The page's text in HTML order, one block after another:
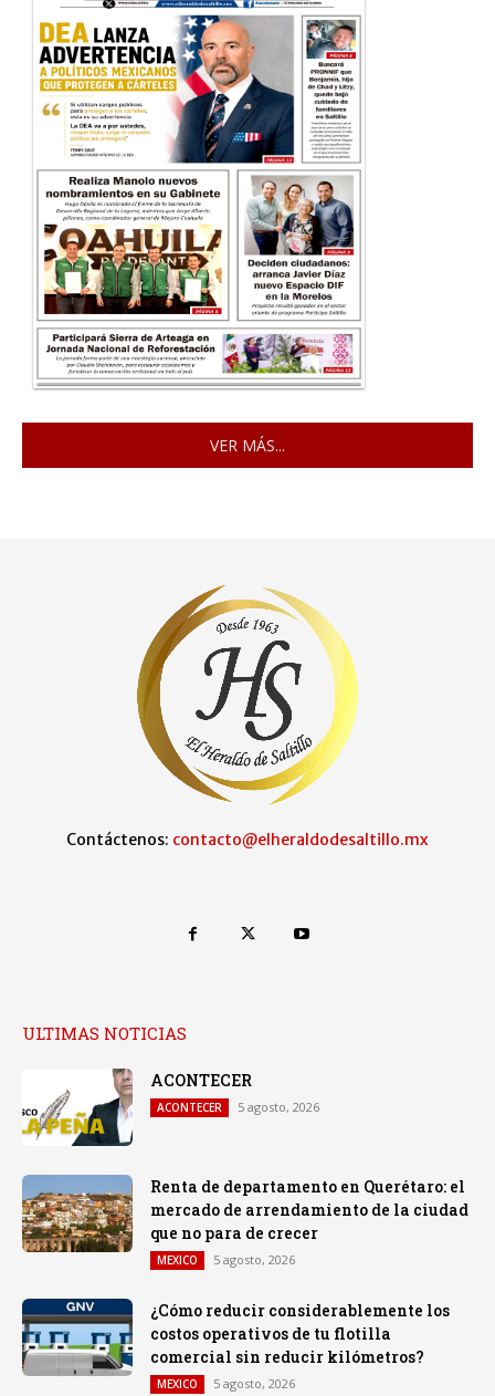
VER MÁS...
Contáctenos: contacto@elheraldodesaltillo.mx
ULTIMAS NOTICIAS
ACONTECER
ACONTECER 5 agosto, 2026
Renta de departamento en Querétaro: el
mercado de arrendamiento de la ciudad
que no para de crecer
MEXICO 5 agosto, 2026
¿Cómo reducir considerablemente los
costos operativos de tu flotilla
comercial sin reducir kilómetros?
MEXICO 5 agosto, 2026